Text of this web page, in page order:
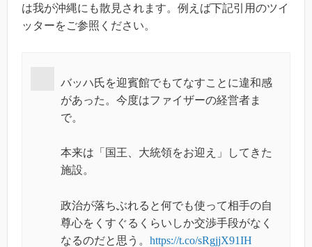
は我が沖縄にも散見されます。例えば下記引用のツイ
ッターをご参照ください。
バッハ氏を迎賓館でもてなすことに違和感
があった。今度はファイザーの経営者ま
で。
本来は「国王、大統領をお迎え」してきた
施設。
政治が落ちぶれると何でも使って相手の自
尊心をくすぐるくらいしか交渉手段がなく
なるのだと思う。 https://t.co/sRgjjX91IH